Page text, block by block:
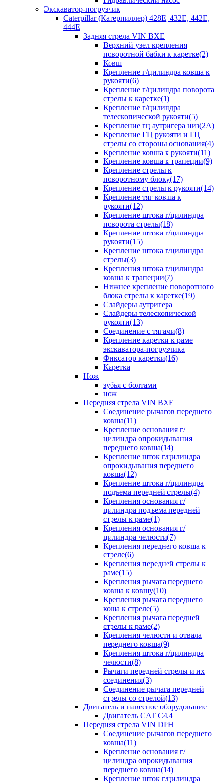
Экскаватор-погрузчик
Caterpillar (Катерпиллер) 428E, 432E, 442E,
444E
Задняя стрела VIN BXE
Верхний узел крепления
поворотной бабки к каретке(2)
Ковш
Крепление г/цилиндра ковша к
рукояти(6)
Крепление г/цилиндра поворота
стрелы к каретке(1)
Крепление г/цилиндра
телескопической рукояти(5)
Крепление гц аутригера низ(2А)
Крепление ГЦ рукояти и ГЦ
стрелы со стороны основания(4)
Крепление ковша к рукояти(11)
Крепление ковша к трапеции(9)
Крепление стрелы к
поворотному блоку(17)
Крепление стрелы к рукояти(14)
Крепление тяг ковша к
рукояти(12)
Крепление штока г/цилиндра
поворота стрелы(18)
Крепление штока г/цилиндра
рукояти(15)
Крепление штока г/цилиндра
стрелы(3)
Крепления штока г/цилиндра
ковша к трапеции(7)
Нижнее крепление поворотного
блока стрелы к каретке(19)
Слайдеры аутригера
Слайдеры телескопической
рукояти(13)
Соединение с тягами(8)
Крепление каретки к раме
экскаватора-погрузчика
Фиксатор каретки(16)
Каретка
Нож
зубья с болтами
нож
Передняя стрела VIN BXE
Cоединение рычагов переднего
ковша(11)
Крепление основания г/
цилиндра опрокидывания
переднего ковша(14)
Крепление шток г/цилиндра
опрокидывания переднего
ковша(12)
Крепление штока г/цилиндра
подъема передней стрелы(4)
Крепления основания г/
цилиндра подъема передней
стрелы к раме(1)
Крепления основания г/
цилиндра челюсти(7)
Крепления переднего ковша к
стреле(6)
Крепления передней стрелы к
раме(15)
Крепления рычага переднего
ковша к ковшу(10)
Крепления рычага переднего
коша к стреле(5)
Крепления рычага передней
стрелы к раме(2)
Крепления челюсти и отвала
переднего ковша(9)
Крепления штока г/цилиндра
челюсти(8)
Рычаги передней стрелы и их
соединения(3)
Соединение рычага передней
стрелы со стрелой(13)
Двигатель и навесное оборудование
Двигатель CAT C4.4
Передняя стрела VIN DPH
Cоединение рычагов переднего
ковша(11)
Крепление основания г/
цилиндра опрокидывания
переднего ковша(14)
Крепление шток г/цилиндра